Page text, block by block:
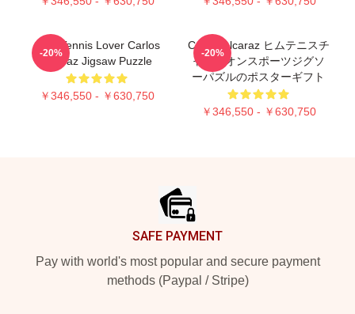
Girls Tennis Lover Carlos
Alcaraz Jigsaw Puzzle
￥346,550 - ￥630,750
-20%
Carlos Alcaraz ヒムテニスチ
ャンピオンスポーツジグソ
ーパズルのポスターギフト
￥346,550 - ￥630,750
-20%
SAFE PAYMENT
Pay with world's most popular and secure payment
methods (Paypal / Stripe)